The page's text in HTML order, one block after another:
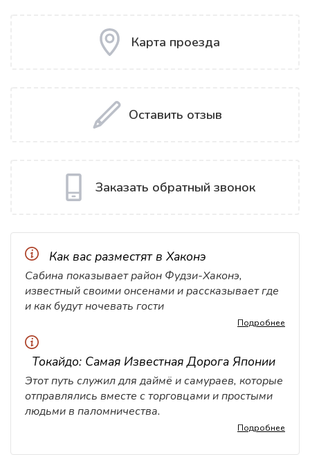
Карта проезда
Оставить отзыв
Заказать обратный звонок
Как вас разместят в Хаконэ
Сабина показывает район Фудзи-Хаконэ,
известный своими онсенами и рассказывает где
и как будут ночевать гости
Подробнее
Токайдо: Самая Известная Дорога Японии
Этот путь служил для даймё и самураев, которые
отправлялись вместе с торговцами и простыми
людьми в паломничества.
Подробнее